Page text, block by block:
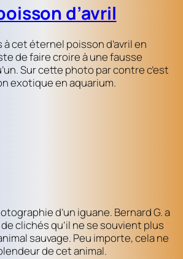
d’avril
à cet éternel poisson d’avril en
de faire croire à une fausse
Sur cette photo par contre c’est
exotique en aquarium.
d’un iguane. Bernard G. a
clichés qu’il ne se souvient plus
sauvage. Peu importe, cela ne
de cet animal.